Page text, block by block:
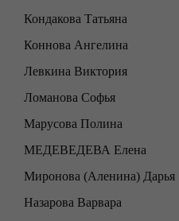
Кондакова Татьяна
Коннова Ангелина
Левкина Виктория
Ломанова Софья
Марусова Полина
МЕДЕВЕДЕВА Елена
Миронова (Аленина) Дарья
Назарова Варвара